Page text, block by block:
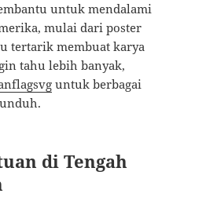
untuk mendalami
mulai dari poster
tertarik membuat karya
tahu lebih banyak,
untuk berbagai
di Tengah